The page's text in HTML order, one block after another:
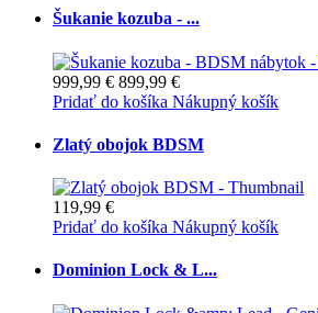
Šukanie kozuba - ...
999,99 € 899,99 €
Pridať do košíka Nákupný košík
Zlatý obojok BDSM
119,99 €
Pridať do košíka Nákupný košík
Dominion Lock & L...